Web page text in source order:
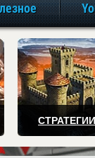
СТРАТЕГИИ